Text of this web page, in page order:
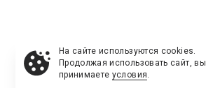
На сайте используются cookies.
Продолжая использовать сайт, вы
принимаете условия.